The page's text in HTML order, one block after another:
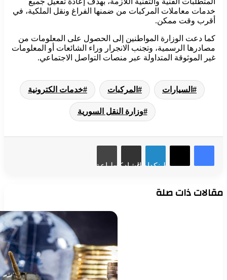
خدمات معاملات المركبات من ضمنها الفراغ ونقل الملكية، في
أقرب وقت ممكن.
كما دعت الوزارة المواطنين إلى الحصول على المعلومات من
مصادرها الرسمية، وتجنب الانجرار وراء الشائعات أو المعلومات
غير الموثوقة المتداولة عبر منصات التواصل الاجتماعي.
السيارات المركبات خدمات الكترونية
وزارة النقل السورية
لينكدإن مشاركة عبر البريد طباعة
مقالات ذات صلة